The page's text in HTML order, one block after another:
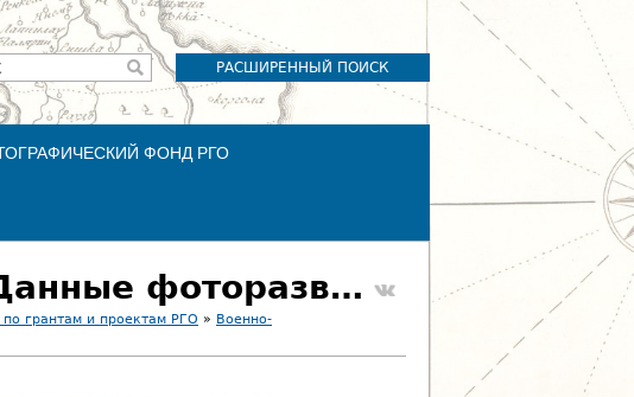
РАСШИРЕННЫЙ ПОИСК
ФОНД РГО
040. Разведывательные документы. Данные фоторазведки на 22 и 25 сентября 1942 г.
грантам и проектам РГО » Военно-